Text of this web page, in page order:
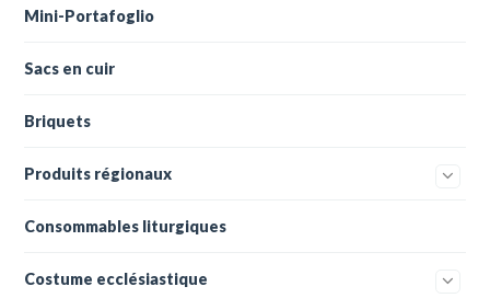
Mini-Portafoglio
Sacs en cuir
Briquets
Produits régionaux
Consommables liturgiques
Costume ecclésiastique